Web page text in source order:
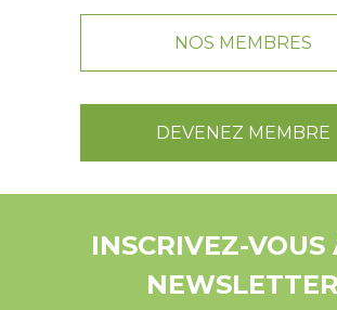
NOS MEMBRES
DEVENEZ MEMBRE
INSCRIVEZ-VOUS
NEWSLETTER